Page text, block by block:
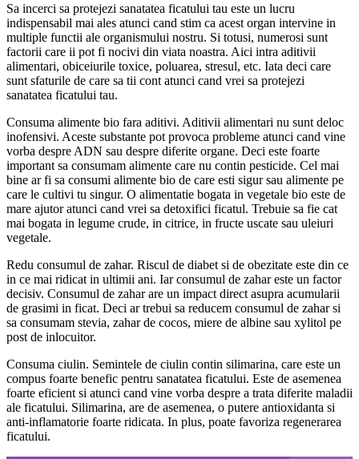
Sa incerci sa protejezi sanatatea ficatului tau este un lucru
indispensabil mai ales atunci cand stim ca acest organ intervine in
multiple functii ale organismului nostru. Si totusi, numerosi sunt
factorii care ii pot fi nocivi din viata noastra. Aici intra aditivii
alimentari, obiceiurile toxice, poluarea, stresul, etc. Iata deci care
sunt sfaturile de care sa tii cont atunci cand vrei sa protejezi
sanatatea ficatului tau.
Consuma alimente bio fara aditivi. Aditivii alimentari nu sunt deloc
inofensivi. Aceste substante pot provoca probleme atunci cand vine
vorba despre ADN sau despre diferite organe. Deci este foarte
important sa consumam alimente care nu contin pesticide. Cel mai
bine ar fi sa consumi alimente bio de care esti sigur sau alimente pe
care le cultivi tu singur. O alimentatie bogata in vegetale bio este de
mare ajutor atunci cand vrei sa detoxifici ficatul. Trebuie sa fie cat
mai bogata in legume crude, in citrice, in fructe uscate sau uleiuri
vegetale.
Redu consumul de zahar. Riscul de diabet si de obezitate este din ce
in ce mai ridicat in ultimii ani. Iar consumul de zahar este un factor
decisiv. Consumul de zahar are un impact direct asupra acumularii
de grasimi in ficat. Deci ar trebui sa reducem consumul de zahar si
sa consumam stevia, zahar de cocos, miere de albine sau xylitol pe
post de inlocuitor.
Consuma ciulin. Semintele de ciulin contin silimarina, care este un
compus foarte benefic pentru sanatatea ficatului. Este de asemenea
foarte eficient si atunci cand vine vorba despre a trata diferite maladii
ale ficatului. Silimarina, are de asemenea, o putere antioxidanta si
anti-inflamatorie foarte ridicata. In plus, poate favoriza regenerarea
ficatului.